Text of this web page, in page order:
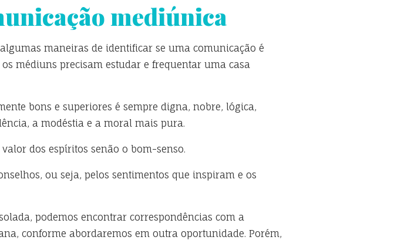
mediúnica
maneiras de identificar se uma comunicação é
médiuns precisam estudar e frequentar uma casa
bons e superiores é sempre digna, nobre, lógica,
a modéstia e a moral mais pura.
dos espíritos senão o bom-senso.
ou seja, pelos sentimentos que inspiram e os
podemos encontrar correspondências com a
conforme abordaremos em outra oportunidade. Porém,